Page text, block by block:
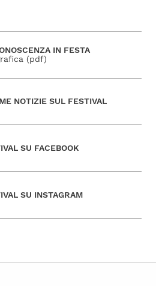
IN FESTA
(pdf)
NOTIZIE SUL FESTIVAL
SU FACEBOOK
SU INSTAGRAM